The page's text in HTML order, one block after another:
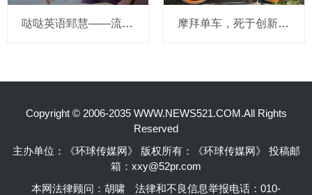
哒哒英语郅慧——流量这杯毒酒，你还喝吗？ 摩拜单车，死于创新的一百万种方式
Copyright © 2006-2035 WWW.NEWS521.COM.All Rights
Reserved
主办单位：《环球传媒网》 版权所有：《环球传媒网》 投稿邮
箱：xxy@52pr.com
本网法律顾问：胡啸
法律和不良信息举报电话：010-